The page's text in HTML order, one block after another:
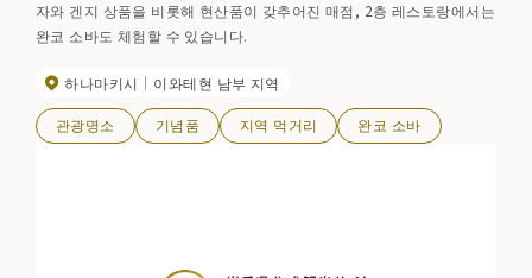
자와 겐지 상품을 비롯해 현산품이 갖추어진 매점, 2층 레스토랑에서는
완코 소바도 체험할 수 있습니다.
하나마키시 이와테현 남부 지역
관광명소 기념품 지역 먹거리 완코 소바